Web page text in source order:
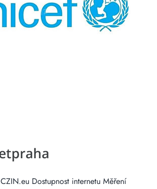
CZIN.eu Dostupnost internetu Měření